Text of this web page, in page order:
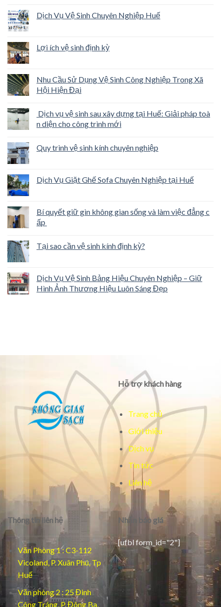
Dịch Vụ Vệ Sinh Chuyên Nghiệp Huế
Lợi ích vệ sinh định kỳ
Nhu Cầu Sử Dụng Vệ Sinh Công Nghiệp Trong Xã
Hội Hiện Đại
Dịch vụ vệ sinh sau xây dựng tại Huế: Giải pháp toà
n diện cho công trình mới
Quy trình vệ sinh kính chuyên nghiệp
Dịch Vụ Giặt Ghế Sofa Chuyên Nghiệp tại Huế
Bí quyết giữ gìn không gian sống và làm việc đẳng c
ấp
Tại sao cần vệ sinh kính định kỳ?
Dịch Vụ Vệ Sinh Bảng Hiệu Chuyên Nghiệp – Giữ
Hình Ảnh Thương Hiệu Luôn Sáng Đẹp
Hỗ trợ khách hàng
Trang chủ
Giới thiệu
Dịch vụ
Tin tức
Liên hệ
Thông tin liên hệ
Văn Phòng 1 : C3-112
Vicoland, P. Xuân Phú, Tp
Huế
Văn phòng 2 : 25 Đinh
Công Tráng, P. Đông Ba,
Nhận báo giá
[ufbl form_id="2"]